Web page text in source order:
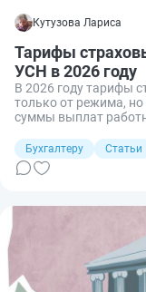
Кутузова Лариса
Тарифы
УСН в 2026 году
В 2026 году тарифы
только от режима,
суммы выплат
Бухгалтеру Статьи